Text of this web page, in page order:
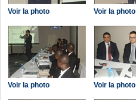
Voir la photo Voir la photo
Voir la photo Voir la photo